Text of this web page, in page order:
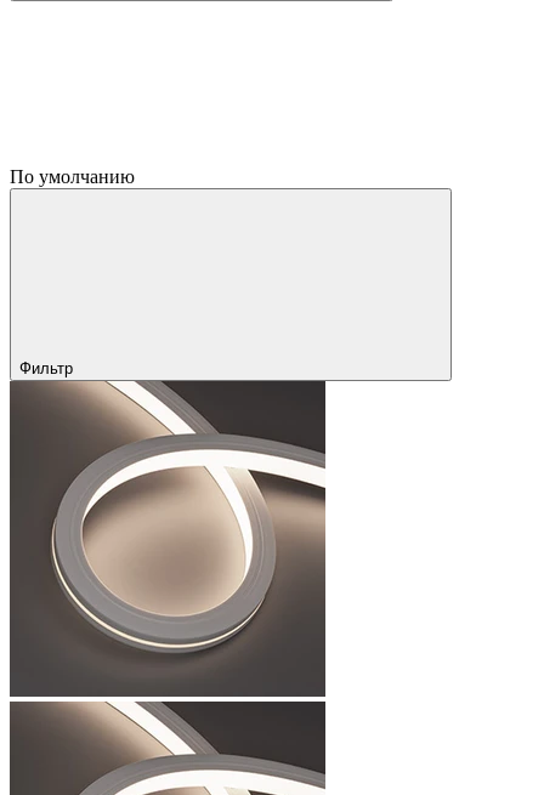
По умолчанию
Фильтр